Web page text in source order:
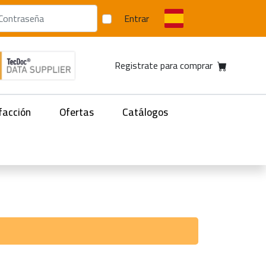
Entrar
Registrate para comprar
Ofertas
Catálogos